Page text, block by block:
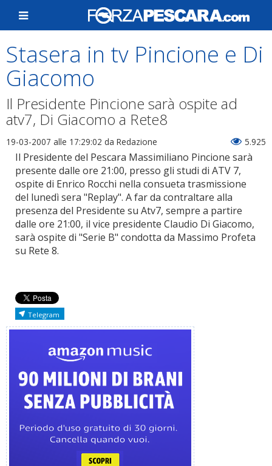
Stasera in tv Pincione e Di
Giacomo
Il Presidente Pincione sarà ospite ad
atv7, Di Giacomo a Rete8
19-03-2007 alle 17:29:02 da Redazione 5.925
Il Presidente del Pescara Massimiliano Pincione sarà
presente dalle ore 21:00, presso gli studi di ATV 7,
ospite di Enrico Rocchi nella consueta trasmissione
del lunedì sera "Replay". A far da contraltare alla
presenza del Presidente su Atv7, sempre a partire
dalle ore 21:00, il vice presidente Claudio Di Giacomo,
sarà ospite di "Serie B" condotta da Massimo Profeta
su Rete 8.
Telegram